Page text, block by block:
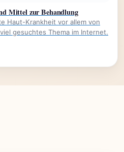
Mittel zur Behandlung
Haut-Krankheit vor allem von
gesuchtes Thema im Internet.